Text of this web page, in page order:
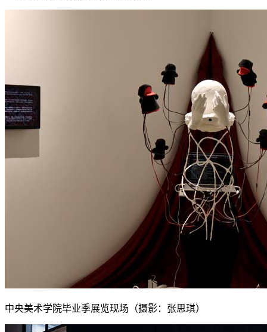
中央美术学院毕业季展览现场（摄影：张思琪）